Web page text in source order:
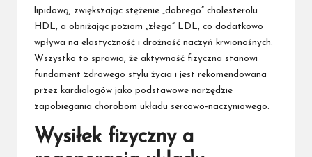
lipidową, zwiększając stężenie „dobrego” cholesterolu
HDL, a obniżając poziom „złego” LDL, co dodatkowo
wpływa na elastyczność i drożność naczyń krwionośnych.
Wszystko to sprawia, że aktywność fizyczna stanowi
fundament zdrowego stylu życia i jest rekomendowana
przez kardiologów jako podstawowe narzędzie
zapobiegania chorobom układu sercowo-naczyniowego.
Wysiłek fizyczny a